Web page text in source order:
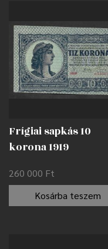
Frígiai sapkás 10
korona 1919
260 000 Ft
Kosárba teszem